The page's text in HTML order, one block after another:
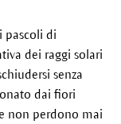
pascoli di
dei raggi solari
senza
dai fiori
non perdono mai